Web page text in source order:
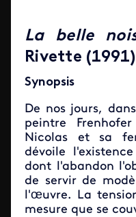
La belle
Rivette (1991)
Synopsis
De nos jours,
peintre
Nicolas et sa
dévoile
dont l'abandon
de servir de
l'œuvre. La
mesure que se